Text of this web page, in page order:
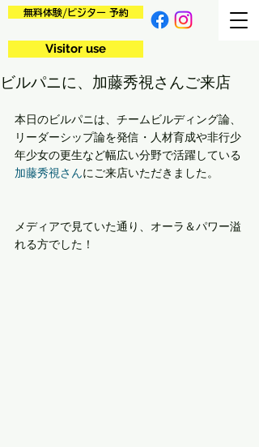
無料体験/ビジター 予約
Visitor use
ビルパニに、加藤秀視さんご来店
本日のビルパニは、チームビルディング論、
リーダーシップ論を発信・人材育成や非行少
年少女の更生など幅広い分野で活躍している
加藤秀視さんにご来店いただきました。
メディアで見ていた通り、オーラ＆パワー溢
れる方でした！